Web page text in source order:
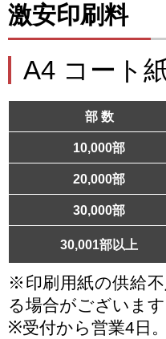
激安印刷料
A4 コート
部 数
10,000部
20,000部
30,000部
30,001部以上
※印刷用紙の供給
る場合がございます
※受付から営業4日。